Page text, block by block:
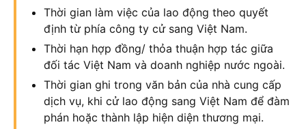
Thời gian làm việc của lao động theo quyết
định từ phía công ty cử sang Việt Nam.
Thời hạn hợp đồng/ thỏa thuận hợp tác giữa
đối tác Việt Nam và doanh nghiệp nước ngoài.
Thời gian ghi trong văn bản của nhà cung cấp
dịch vụ, khi cử lao động sang Việt Nam để đàm
phán hoặc thành lập hiện diện thương mại.